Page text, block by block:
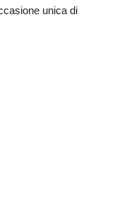
unica di